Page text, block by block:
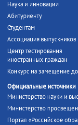
Наука и инновации
Абитуриенту
Студентам
Ассоциация выпускников
Центр тестирования
иностранных граждан
Конкурс на замещение
Официальные источники
Министерство науки и
Министерство
Портал «Российское